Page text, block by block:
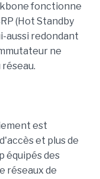
fonctionne
(Hot Standby
aussi redondant
ne
est
et plus de
équipés des
réseaux de